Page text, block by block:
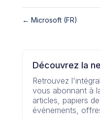
← Microsoft (FR)
Découvrez la
Retrouvez
vous abonnant à
articles, papiers
événements,